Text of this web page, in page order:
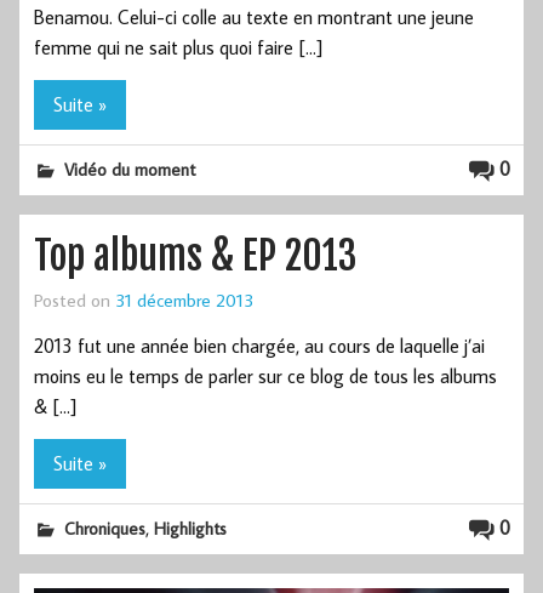
Benamou. Celui-ci colle au texte en montrant une jeune
femme qui ne sait plus quoi faire […]
Suite »
0
Vidéo du moment
Top albums & EP 2013
Posted on 31 décembre 2013
2013 fut une année bien chargée, au cours de laquelle j’ai
moins eu le temps de parler sur ce blog de tous les albums
& […]
Suite »
0
Chroniques,Highlights